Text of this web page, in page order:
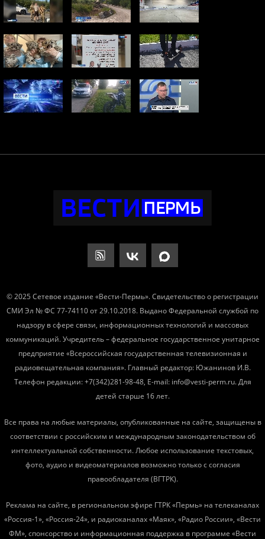
© 2025 Сетевое издание «Вести-Пермь». Свидетельство о регистрации
СМИ Эл № ФС 77-74110 от 29.10.2018. Выдано Федеральной службой по
надзору в сфере связи, информационных технологий и массовых
коммуникаций. Учредитель – федеральное государственное унитарное
предприятие «Всероссийская государственная телевизионная и
радиовещательная компания». Главный редактор: Южанинов И.В.
Телефон редакции: +7(342)281-98-48, E-mail: info@vesti-perm.ru. Для
детей старше 16 лет.
Все права на любые материалы, опубликованные на сайте, защищены в
соответствии с российским и международным законодательством об
интеллектуальной собственности. Любое использование текстовых,
фото, аудио и видеоматериалов возможно только с согласия
правообладателя (ВГТРК).
Реклама на сайте, в региональном эфире ГТРК «Пермь» на телеканалах
«Россия-1», «Россия-24», и радиоканалах «Маяк», «Радио России», «Вести
ФМ», спонсорство и информационная поддержка в программе «Вести